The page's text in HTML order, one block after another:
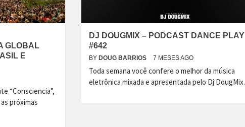
GLOBAL
E
“Consciencia”,
próximas
DJ DOUGMIX – PODCAST DANCE PLAY
#642
BY DOUG BARRIOS 7 MESES AGO
Toda semana você confere o melhor da música
eletrônica mixada e apresentada pelo Dj DougMix.